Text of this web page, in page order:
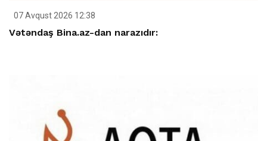
07 Avqust 2026 12:38
Vətəndaş Bina.az-dan narazıdır: